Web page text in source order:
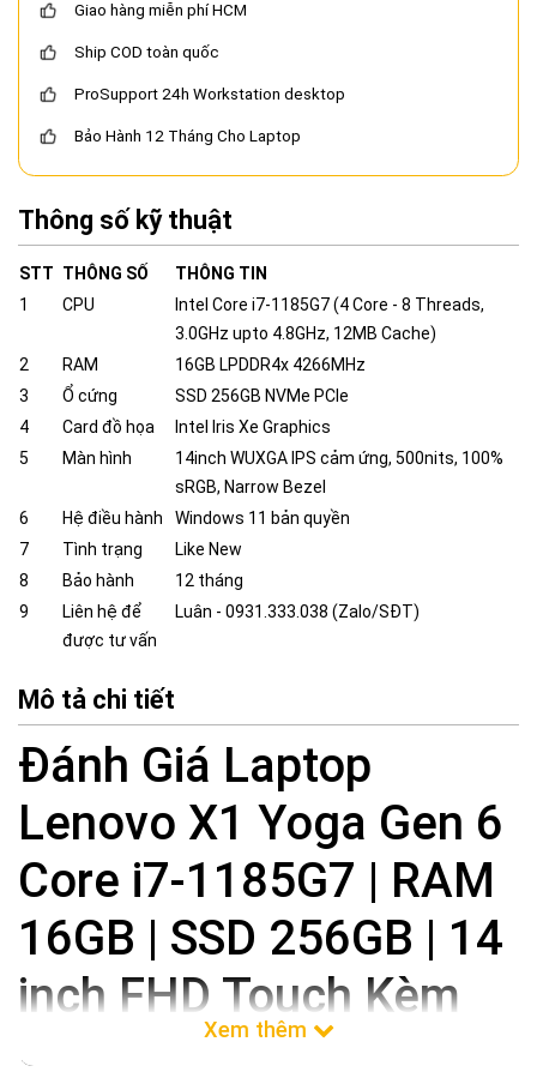
Giao hàng miễn phí HCM
Ship COD toàn quốc
ProSupport 24h Workstation desktop
Bảo Hành 12 Tháng Cho Laptop
Thông số kỹ thuật
STT THÔNG SỐ
THÔNG TIN
1
CPU
Intel Core i7-1185G7 (4 Core - 8 Threads,
3.0GHz upto 4.8GHz, 12MB Cache)
2
RAM
16GB LPDDR4x 4266MHz
3
Ổ cứng
SSD 256GB NVMe PCIe
4
Card đồ họa
Intel Iris Xe Graphics
5
Màn hình
14inch WUXGA IPS cảm ứng, 500nits, 100%
sRGB, Narrow Bezel
6
Hệ điều hành
Windows 11 bản quyền
7
Tình trạng
Like New
8
Bảo hành
12 tháng
9
Liên hệ để
được tư vấn
Luân - 0931.333.038 (Zalo/SĐT)
Mô tả chi tiết
Đánh Giá Laptop
Lenovo X1 Yoga Gen 6
Core i7-1185G7 | RAM
16GB | SSD 256GB | 14
inch FHD Touch Kèm
Bút